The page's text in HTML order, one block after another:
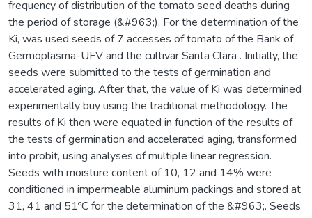
frequency of distribution of the tomato seed deaths during
the period of storage (&#963;). For the determination of the
Ki, was used seeds of 7 accesses of tomato of the Bank of
Germoplasma-UFV and the cultivar Santa Clara . Initially, the
seeds were submitted to the tests of germination and
accelerated aging. After that, the value of Ki was determined
experimentally buy using the traditional methodology. The
results of Ki then were equated in function of the results of
the tests of germination and accelerated aging, transformed
into probit, using analyses of multiple linear regression.
Seeds with moisture content of 10, 12 and 14% were
conditioned in impermeable aluminum packings and stored at
31, 41 and 51ºC for the determination of the &#963;. Seeds